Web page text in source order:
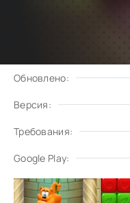
Обновлено:
Версия:
Требования:
Google Play: